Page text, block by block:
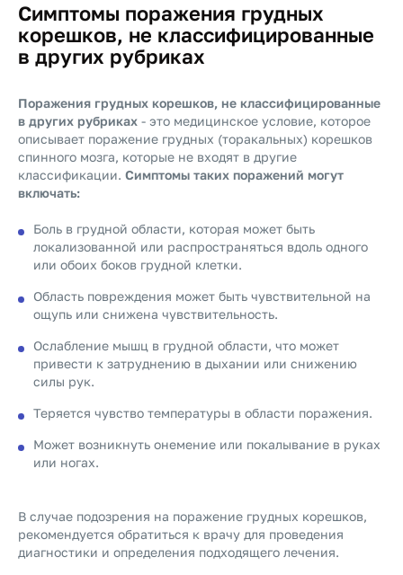
Симптомы поражения грудных
корешков, не классифицированные
в других рубриках
Поражения грудных корешков, не классифицированные
в других рубриках - это медицинское условие, которое
описывает поражение грудных (торакальных) корешков
спинного мозга, которые не входят в другие
классификации. Симптомы таких поражений могут
включать:
Боль в грудной области, которая может быть
локализованной или распространяться вдоль одного
или обоих боков грудной клетки.
Область повреждения может быть чувствительной на
ощупь или снижена чувствительность.
Ослабление мышц в грудной области, что может
привести к затруднению в дыхании или снижению
силы рук.
Теряется чувство температуры в области поражения.
Может возникнуть онемение или покалывание в руках
или ногах.
В случае подозрения на поражение грудных корешков,
рекомендуется обратиться к врачу для проведения
диагностики и определения подходящего лечения.